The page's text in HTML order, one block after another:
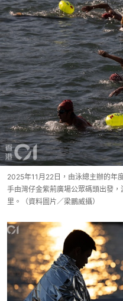
2025年11月22日，由泳總主辦的年
手由灣仔金紫荊廣場公眾碼頭出發
里。（資料圖片／梁鵬威攝）